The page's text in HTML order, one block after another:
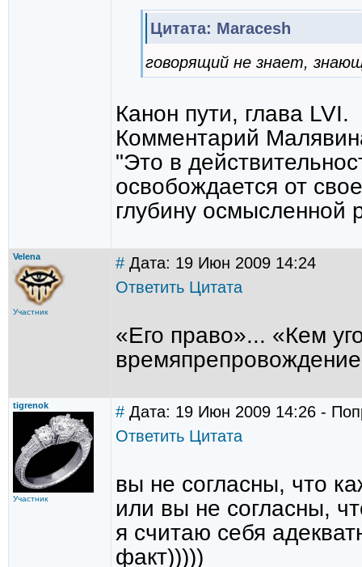
Цитата: Maracesh
говорящий не знает,
Канон пути, глава LVI.
Комментарий
"Это в
освобождается от
глубину осмысленной
Velena
Участник
# Дата: 19 Июн 2009 14:24
Ответить Цитата
«Его право»... «Кем
tigrenok
Участник
# Дата: 19 Июн 2009 14:26 -
Ответить Цитата
вы не согласны, что
или вы не согласны,
я считаю себя
факт)))))